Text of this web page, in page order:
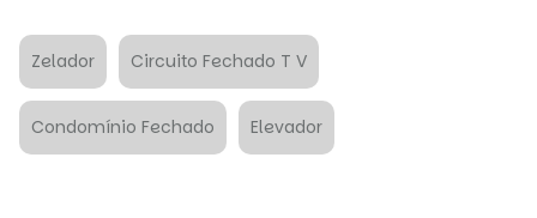
Zelador Circuito Fechado T V
Condomínio Fechado Elevador